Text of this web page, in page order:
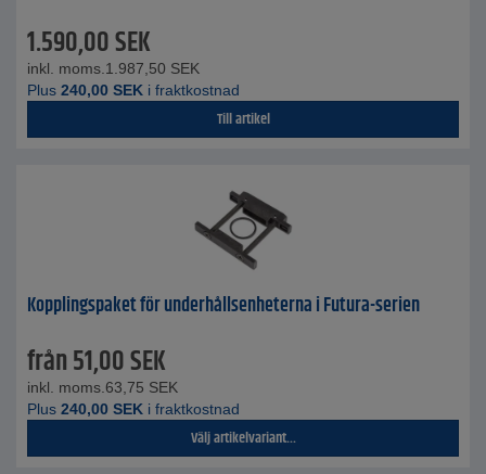
1.590,00SEK
inkl. moms. 1.987,50 SEK
Plus 240,00 SEK i fraktkostnad
Till artikel
Kopplingspaket för underhållsenheterna i Futura-serien
från51,00SEK
inkl. moms. 63,75 SEK
Plus 240,00 SEK i fraktkostnad
Välj artikelvariant...